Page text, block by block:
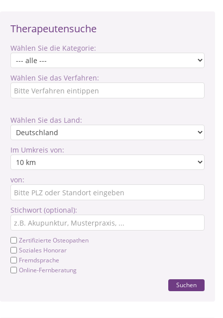
Therapeutensuche
Wählen Sie die Kategorie:
Wählen Sie das Verfahren:
Wählen Sie das Land:
Im Umkreis von:
von:
Stichwort (optional):
Zertifizierte Osteopathen
Soziales Honorar
Fremdsprache
Online-Fernberatung
Suchen